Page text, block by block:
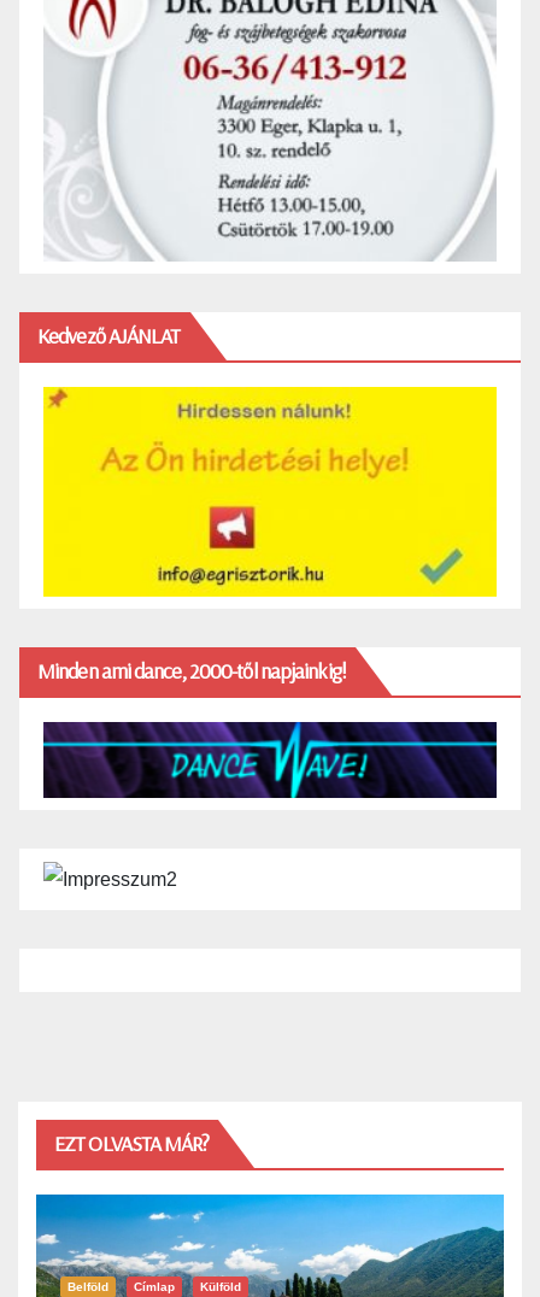
Kedvező AJÁNLAT
Minden ami dance, 2000-től napjainkig!
EZT OLVASTA MÁR?
Belföld Címlap Külföld